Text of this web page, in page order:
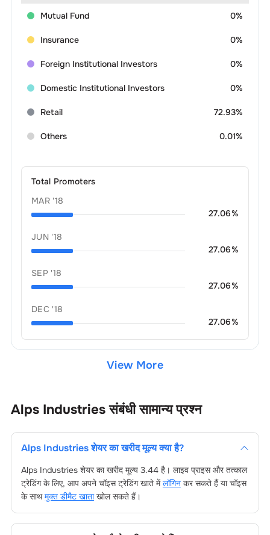
Mutual Fund 0%
Insurance 0%
Foreign Institutional Investors 0%
Domestic Institutional Investors 0%
Retail 72.93%
Others 0.01%
Total Promoters
MAR '18
27.06%
JUN '18
27.06%
SEP '18
27.06%
DEC '18
27.06%
View More
Alps Industries संबंधी सामान्य प्रश्न
Alps Industriesशेयर का खरीद मूल्य क्या है?
Alps Industriesशेयर का खरीद मूल्य 3.44है। लाइव प्राइस और तत्काल
ट्रेडिंग के लिए, आप अपने चॉइस ट्रेडिंग खाते मेंलॉगिनकर सकते हैं या चॉइस
के साथमुक्त डीमैट खाताखोल सकते हैं।